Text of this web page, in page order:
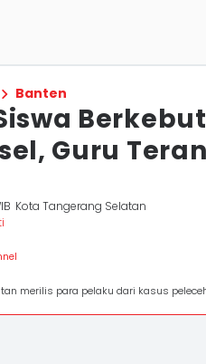
Banten
Guru
Kota Tangerang Selatan
merilis para pelaku dari kasus